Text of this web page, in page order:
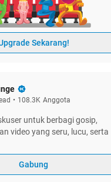
Sekarang!
• 108.3K Anggota
untuk berbagi gosip,
video yang seru, lucu, serta
Gabung